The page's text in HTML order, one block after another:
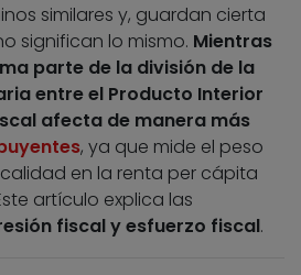
similares y, guardan cierta
significan lo mismo. Mientras
parte de la división de la
entre el Producto Interior
afecta de manera más
, ya que mide el peso
en la renta per cápita
artículo explica las
fiscal y esfuerzo fiscal.